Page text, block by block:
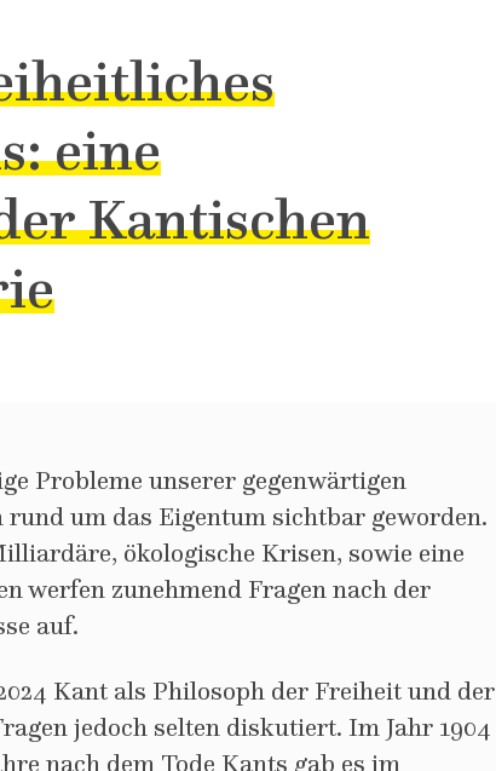
eine
Kantischen
Probleme unserer gegenwärtigen
um das Eigentum sichtbar geworden.
ökologische Krisen, sowie eine
werfen zunehmend Fragen nach der
auf.
Kant als Philosoph der Freiheit und der
jedoch selten diskutiert. Im Jahr 1904
nach dem Tode Kants gab es im